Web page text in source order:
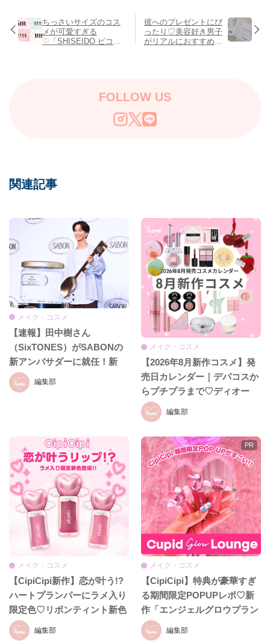
ちっさいサイズのコス
メが可愛すぎる
♡「SHISEIDO ピコ」
彼へのプレゼントにぴ
ったり♡美容好き男子
がリアルにおすすめす
FOLLOW US
関連記事
編集部
メイク・コスメ
【速報】田中樹さん
（SixTONES）がSABONの
新アンバサダーに就任！新
CM初公開＆就任発表会をレ
ポ♡
編集部
メイク・コスメ
【2026年8月新作コスメ】発
売日カレンダー｜デパコスか
らプチプラまで♡ディオー
ル、イヴ・サンローラン、ケ
イト、セザンヌほか話題ブラ
ンドまとめ
編集部
メイク・コスメ
【CipiCipi新作】恋が叶う!?
ハートプランパーにラメ入り
限定色♡リボンティント新色
も8月19日発売
編集部
メイク・コスメ
【CipiCipi】特典が豪華すぎ
る期間限定POPUPレポ♡新
作「エンジェルグロウプラン
パー」も必見!!